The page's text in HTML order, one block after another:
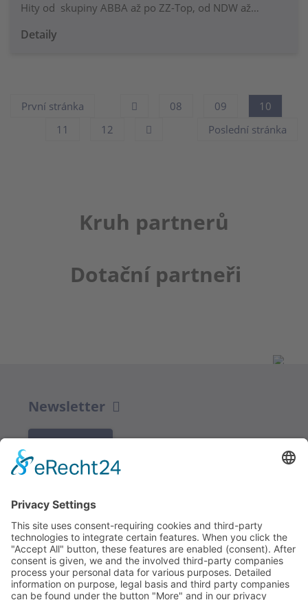
Hity od skupiny ABBA až po ZZ-Top, od NDW až…
Detaily
První stránka 08 09
10
11
12 Poslední stránka
Kruh partnerů
Dotační partneři
Newsletter
Redakce bbkult.net
Centrum Bavaria Bohemia (CeBB)
Dr. Veronika Hofinger
Freyung 1, 92539 Schönsee
Tel.:+49 (0)9674 / 92 48 78
veronika.hofinger@cebb.de